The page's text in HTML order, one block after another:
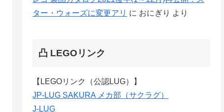
ター・ウォーズに変更アリ に おにぎり より
凸 LEGOリンク
【LEGOリンク（公認LUG）】
JP-LUG SAKURA メカ部（サクラグ）
J-LUG